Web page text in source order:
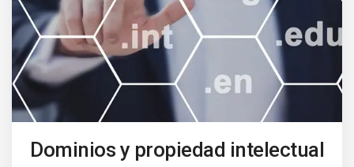
Dominios y propiedad intelectual